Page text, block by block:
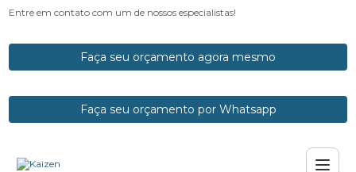
Entre em contato com um de nossos especialistas!
Faça seu orçamento agora mesmo
Faça seu orçamento por Whatsapp